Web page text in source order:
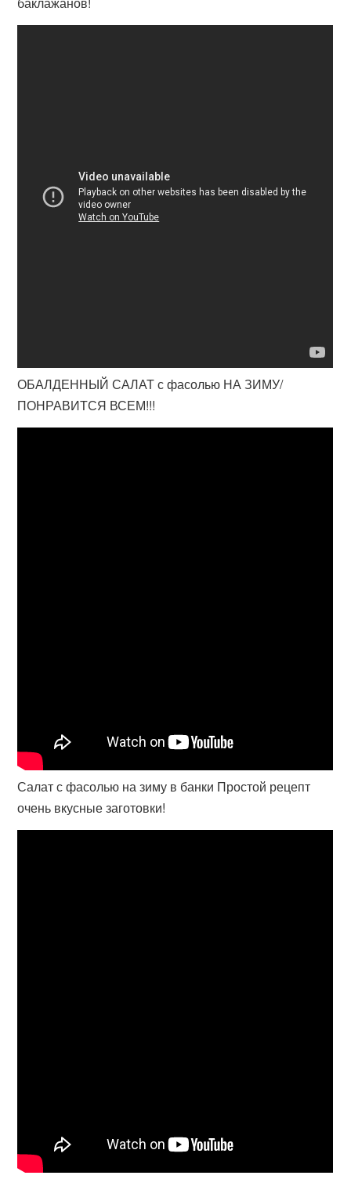
ОБАЛДЕННЫЙ САЛАТ с фасолью НА ЗИМУ/
ПОНРАВИТСЯ ВСЕМ!!!
Салат с фасолью на зиму в банки Простой рецепт
очень вкусные заготовки!